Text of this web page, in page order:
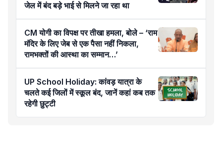
जेल में बंद बड़े भाई से मिलने जा रहा था
CM योगी का विपक्ष पर तीखा हमला, बोले – ‘राम
मंदिर के लिए जेब से एक पैसा नहीं निकला,
रामभक्तों की आस्था का सम्मान…’
UP School Holiday: कांवड़ यात्रा के
चलते कई जिलों में स्कूल बंद, जानें कहां कब तक
रहेगी छुट्टी